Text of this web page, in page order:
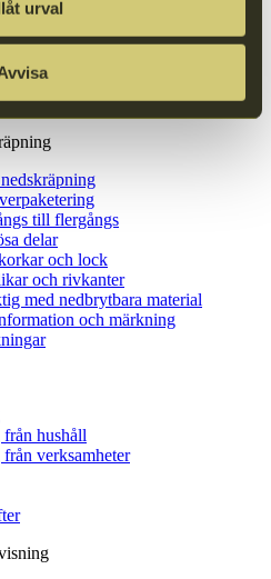
urval
till flergångs
delar
och lock
och rivkanter
med nedbrytbara material
och märkning
hushåll
verksamheter